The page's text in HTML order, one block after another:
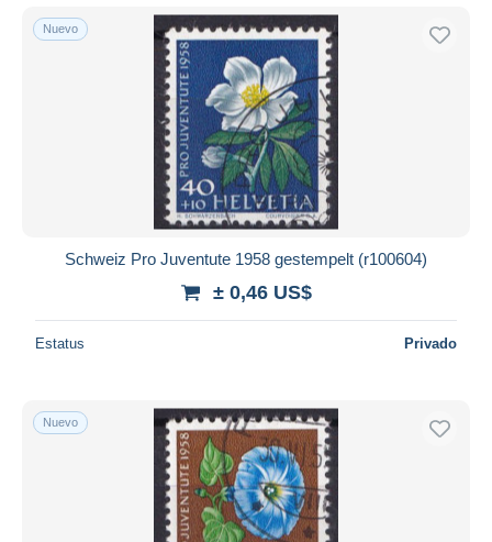
Nuevo
Schweiz Pro Juventute 1958 gestempelt (r100604)
± 0,46 US$
Estatus Privado
Nuevo